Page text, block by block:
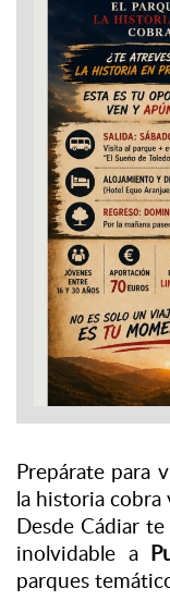
Prepárate para
la historia cobra
Desde Cádiar
inolvidable a
parques